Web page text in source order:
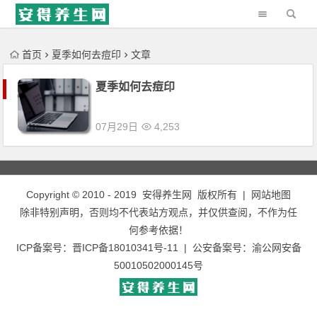
'); })();
首页 夏季如何去痘印 文章
夏季如何去痘印
07月29日 4,253
Copyright © 2010 - 2019 安得养生网 版权所有 |
网站地图
除非特别声明，否则均不代表站方观点，并仅供查阅，不作为任
何参考依据！
ICP备案号： 晋ICP备18010341号-11 | 公安备案号： 渝公网安备
50010502000145号